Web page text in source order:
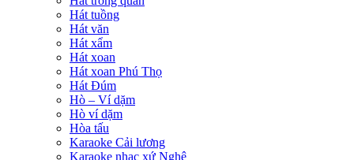
Hát tuồng
Hát văn
Hát xẩm
Hát xoan
Hát xoan Phú Thọ
Hát Đúm
Hò – Ví dặm
Hò ví dặm
Hòa tấu
Karaoke Cải lương
Karaoke nhạc xứ Nghệ